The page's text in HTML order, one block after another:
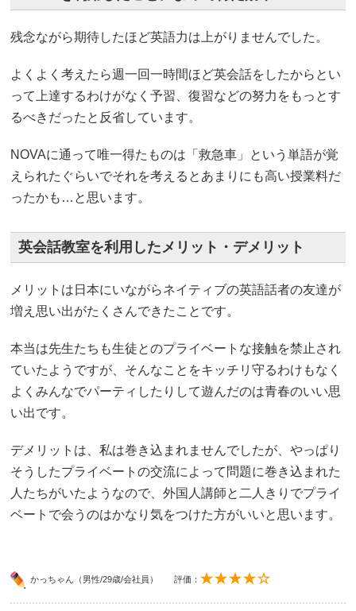
残念ながら期待したほど英語力は上がりませんでした。
よくよく考えたら週一回一時間ほど英会話をしたからとい
って上達するわけがなく予習、復習などの努力をもっとす
るべきだったと反省しています。
NOVAに通って唯一得たものは「救急車」という単語が覚
えられたぐらいでそれを考えるとあまりにも高い授業料だ
ったかも…と思います。
英会話教室を利用したメリット・デメリット
メリットは日本にいながらネイティブの英語話者の友達が
増え思い出がたくさんできたことです。
本当は先生たちも生徒とのプライベートな接触を禁止され
ていたようですが、そんなことをキッチリ守るわけもなく
よくみんなでパーティしたりして遊んだのは青春のいい思
い出です。
デメリットは、私は巻き込まれませんでしたが、やっぱり
そうしたプライベートの交流によって問題に巻き込まれた
人たちがいたようなので、外国人講師と二人きりでプライ
ベートで会うのはかなり気をつけた方がいいと思います。
かっちゃん（男性/29歳/会社員） 評価：